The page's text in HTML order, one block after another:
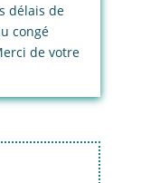
délais de
congé
de votre